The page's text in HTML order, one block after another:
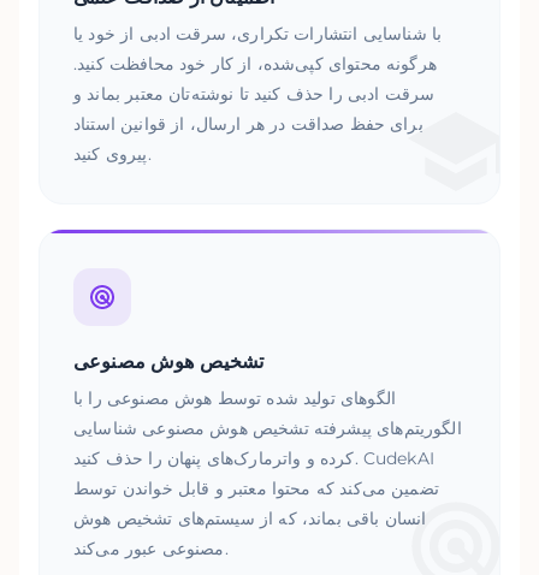
با شناسایی انتشارات تکراری، سرقت ادبی از خود یا
هرگونه محتوای کپی‌شده، از کار خود محافظت کنید.
سرقت ادبی را حذف کنید تا نوشته‌تان معتبر بماند و
برای حفظ صداقت در هر ارسال، از قوانین استناد
پیروی کنید.
تشخیص هوش مصنوعی
الگوهای تولید شده توسط هوش مصنوعی را با
الگوریتم‌های پیشرفته تشخیص هوش مصنوعی شناسایی
کرده و واترمارک‌های پنهان را حذف کنید. CudekAI
تضمین می‌کند که محتوا معتبر و قابل خواندن توسط
انسان باقی بماند، که از سیستم‌های تشخیص هوش
مصنوعی عبور می‌کند.